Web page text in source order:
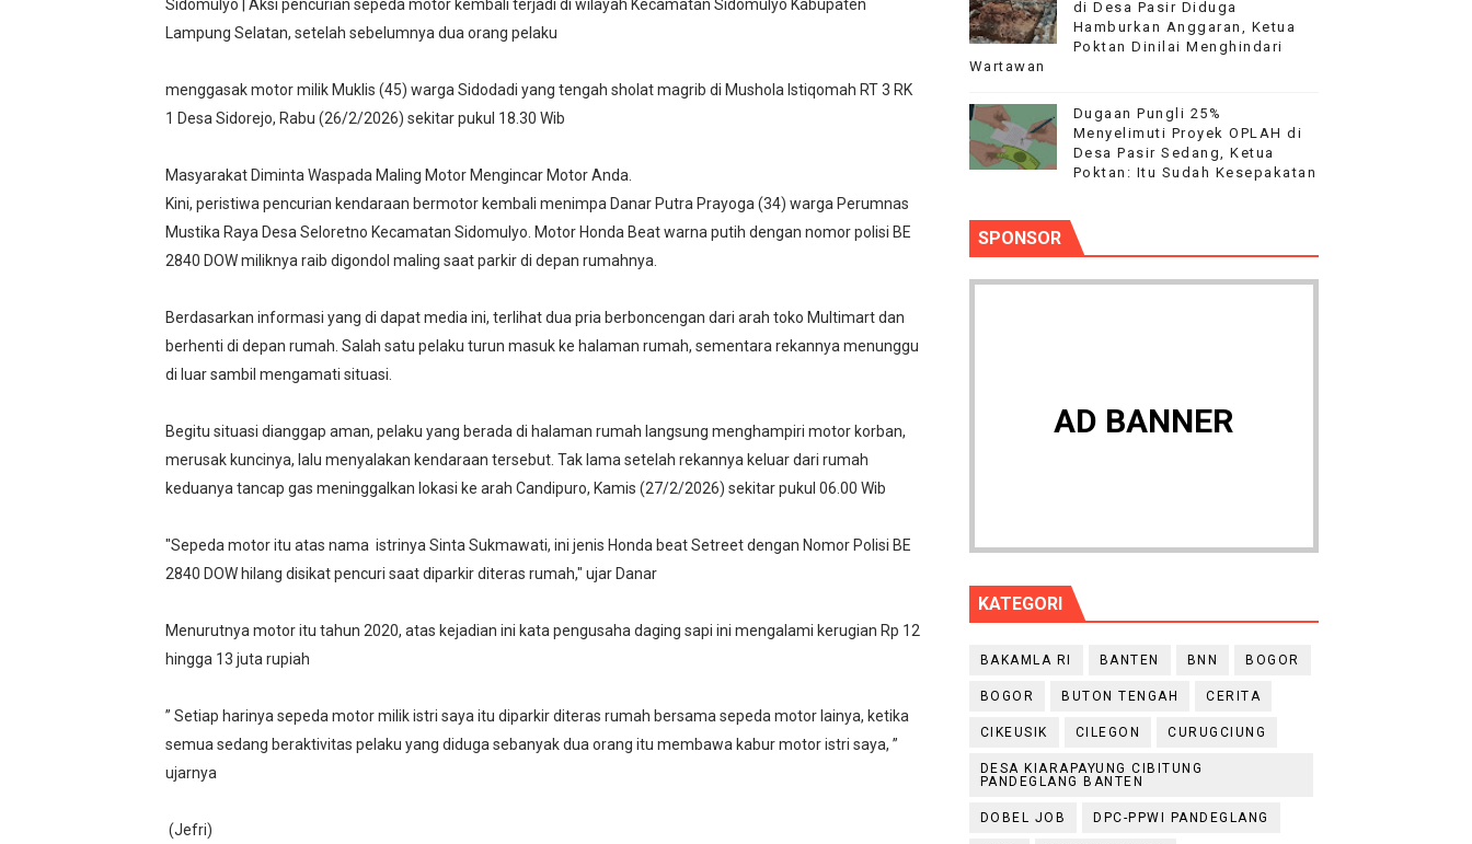
Sidomulyo | Aksi pencurian sepeda motor kembali terjadi di wilayah Kecamatan Sidomulyo Kabupaten
Lampung Selatan, setelah sebelumnya dua orang pelaku
menggasak motor milik Muklis (45) warga Sidodadi yang tengah sholat magrib di Mushola Istiqomah RT 3 RK
1 Desa Sidorejo, Rabu (26/2/2026) sekitar pukul 18.30 Wib
Masyarakat Diminta Waspada Maling Motor Mengincar Motor Anda.
Kini, peristiwa pencurian kendaraan bermotor kembali menimpa Danar Putra Prayoga (34) warga Perumnas
Mustika Raya Desa Seloretno Kecamatan Sidomulyo. Motor Honda Beat warna putih dengan nomor polisi BE
2840 DOW miliknya raib digondol maling saat parkir di depan rumahnya.
Berdasarkan informasi yang di dapat media ini, terlihat dua pria berboncengan dari arah toko Multimart dan
berhenti di depan rumah. Salah satu pelaku turun masuk ke halaman rumah, sementara rekannya menunggu
di luar sambil mengamati situasi.
Begitu situasi dianggap aman, pelaku yang berada di halaman rumah langsung menghampiri motor korban,
merusak kuncinya, lalu menyalakan kendaraan tersebut. Tak lama setelah rekannya keluar dari rumah
keduanya tancap gas meninggalkan lokasi ke arah Candipuro, Kamis (27/2/2026) sekitar pukul 06.00 Wib
"Sepeda motor itu atas nama istrinya Sinta Sukmawati, ini jenis Honda beat Setreet dengan Nomor Polisi BE
2840 DOW hilang disikat pencuri saat diparkir diteras rumah," ujar Danar
Menurutnya motor itu tahun 2020, atas kejadian ini kata pengusaha daging sapi ini mengalami kerugian Rp 12
hingga 13 juta rupiah
” Setiap harinya sepeda motor milik istri saya itu diparkir diteras rumah bersama sepeda motor lainya, ketika
semua sedang beraktivitas pelaku yang diduga sebanyak dua orang itu membawa kabur motor istri saya, ”
ujarnya
(Jefri)
di Desa Pasir Diduga
Hamburkan Anggaran, Ketua
Poktan Dinilai Menghindari
Wartawan
Dugaan Pungli 25%
Menyelimuti Proyek OPLAH di
Desa Pasir Sedang, Ketua
Poktan: Itu Sudah Kesepakatan
SPONSOR
AD BANNER
KATEGORI
BAKAMLA RI BANTEN BNN BOGOR
BOGOR BUTON TENGAH CERITA
CIKEUSIK CILEGON CURUGCIUNG
DESA KIARAPAYUNG CIBITUNG
PANDEGLANG BANTEN
DOBEL JOB DPC-PPWI PANDEGLANG